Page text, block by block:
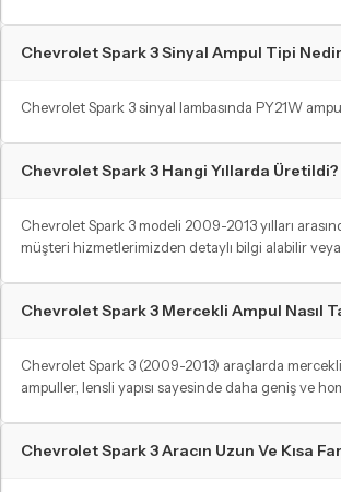
Chevrolet Spark 3 Sinyal Ampul Tipi
Chevrolet Spark 3 sinyal lambasında PY21W
Chevrolet Spark 3 Hangi Yıllarda Üretildi?
Chevrolet Spark 3 modeli 2009-2013 yılları
müşteri hizmetlerimizden detaylı bilgi alabilir
Chevrolet Spark 3 Mercekli Ampul Nasıl
Chevrolet Spark 3 (2009-2013) araçlarda mercekli
ampuller, lensli yapısı sayesinde daha geniş ve
Chevrolet Spark 3 Aracın Uzun Ve Kısa